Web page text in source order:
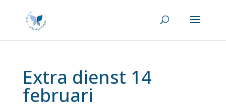
Extra dienst 14
februari